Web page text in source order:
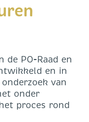
de PO-Raad en
en in
van
onder
proces rond